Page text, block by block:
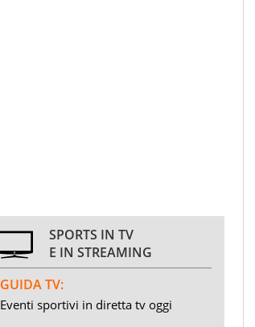
SPORTS IN TV
E IN STREAMING
GUIDA TV:
Eventi sportivi in diretta tv oggi